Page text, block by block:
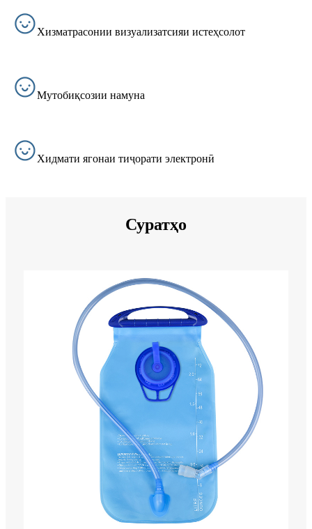
Хизматрасонии визуализатсияи истеҳсолот
Мутобиқсозии намуна
Хидмати ягонаи тиҷорати электронӣ
Суратҳо